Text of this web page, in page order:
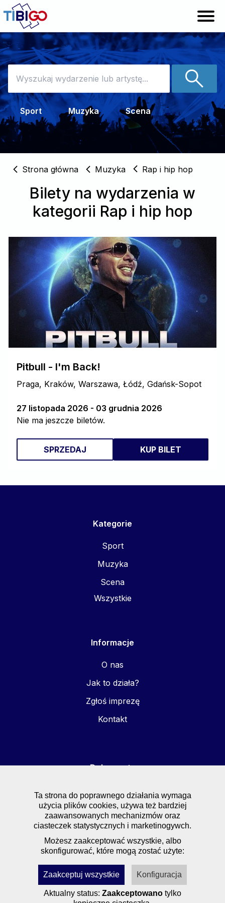
Ta strona do poprawnego działania wymaga
użycia plików cookies, używa też bardziej
zaawansowanych mechanizmów oraz
ciasteczek statystycznych i marketinogywch.
Możesz zaakceptować wszystkie, albo
skonfigurować, które mogą zostać użyte:
Zaakceptuj wszystkie Konfiguracja
Aktualny status: Zaakceptowano tylko
Sport Muzyka Scena
Sprzedaj bilety
Pomoc
Zaloguj
Strona główna Muzyka Rap i hip hop
Bilety na wydarzenia w
kategorii Rap i hip hop
Pitbull - I'm Back!
Praga, Kraków, Warszawa, Łódź, Gdańsk-Sopot
27 listopada 2026 - 03 grudnia 2026
Nie ma jeszcze biletów.
SPRZEDAJ KUP BILET
Kategorie
Sport
Muzyka
Scena
Wszystkie
Informacje
O nas
Jak to działa?
Zgłoś imprezę
Kontakt
Dokumenty
Regulaminy
Polityka prywatności